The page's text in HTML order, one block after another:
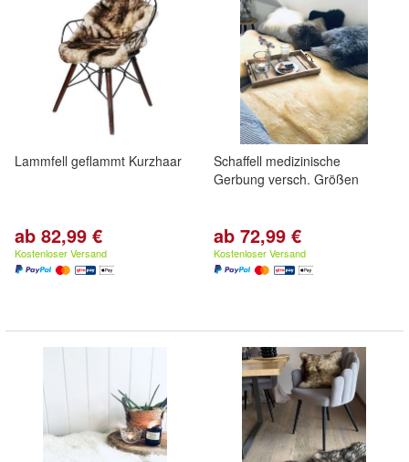
Lammfell geflammt Kurzhaar
ab 82,99 €
Kostenloser Versand
Schaffell medizinische
Gerbung versch. Größen
ab 72,99 €
Kostenloser Versand